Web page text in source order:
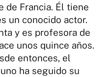
de Francia. Él tiene
un conocido actor.
y es profesora de
unos quince años.
entonces, el
ha seguido su